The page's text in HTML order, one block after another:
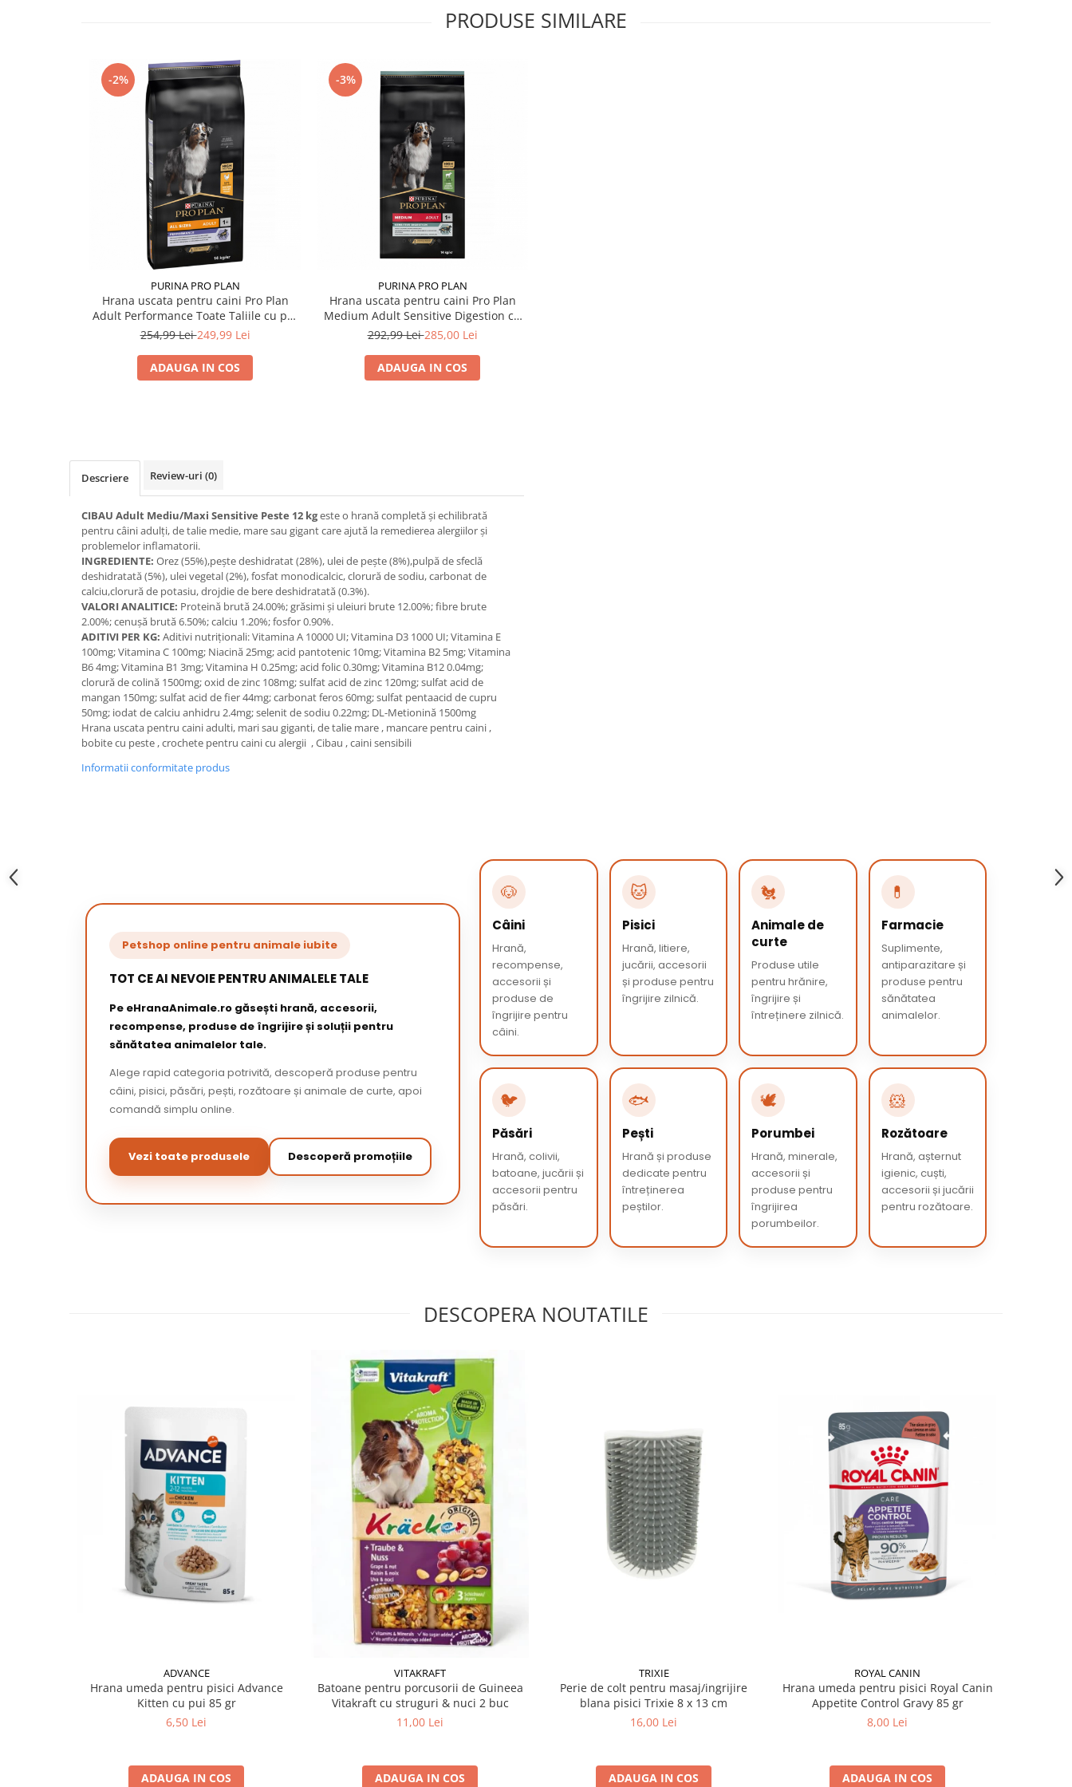
PRODUSE SIMILARE
-2%
PURINA PRO PLAN
Hrana uscata pentru caini Pro Plan
Adult Performance Toate Taliile cu pui
14 kg
254,99 Lei249,99 Lei
ADAUGA IN COS
-3%
PURINA PRO PLAN
Hrana uscata pentru caini Pro Plan
Medium Adult Sensitive Digestion cu
miel 14 kg
292,99 Lei285,00 Lei
ADAUGA IN COS
Descriere Review-uri (0)
CIBAU Adult Mediu/Maxi Sensitive Peste 12 kgeste o hrană completă și echilibrată
pentru câini adulți, de talie medie, mare sau gigant care ajută la remedierea alergiilor și
problemelor inflamatorii.
INGREDIENTE: Orez (55%),pește deshidratat (28%), ulei de pește (8%),pulpă de sfeclă
deshidratată (5%), ulei vegetal (2%), fosfat monodicalcic, clorură de sodiu, carbonat de
calciu,clorură de potasiu, drojdie de bere deshidratată (0.3%).
VALORI ANALITICE: Proteină brută 24.00%; grăsimi și uleiuri brute 12.00%; fibre brute
2.00%; cenușă brută 6.50%; calciu 1.20%; fosfor 0.90%.
ADITIVI PER KG: Aditivi nutriționali: Vitamina A 10000 UI; Vitamina D3 1000 UI; Vitamina E
100mg; Vitamina C 100mg; Niacină 25mg; acid pantotenic 10mg; Vitamina B2 5mg; Vitamina
B6 4mg; Vitamina B1 3mg; Vitamina H 0.25mg; acid folic 0.30mg; Vitamina B12 0.04mg;
clorură de colină 1500mg; oxid de zinc 108mg; sulfat acid de zinc 120mg; sulfat acid de
mangan 150mg; sulfat acid de fier 44mg; carbonat feros 60mg; sulfat pentaacid de cupru
50mg; iodat de calciu anhidru 2.4mg; selenit de sodiu 0.22mg; DL-Metionină 1500mg
Hrana uscata pentru caini adulti, mari sau giganti, de talie mare , mancare pentru caini ,
bobite cu peste , crochete pentru caini cu alergii , Cibau , caini sensibili
Informatii conformitate produs
Petshop online pentru animale iubite
TOT CE AI NEVOIE PENTRU ANIMALELE TALE
Pe eHranaAnimale.ro găsești hrană, accesorii,
recompense, produse de îngrijire și soluții pentru
sănătatea animalelor tale.
Alege rapid categoria potrivită, descoperă produse pentru
câini, pisici, păsări, pești, rozătoare și animale de curte, apoi
comandă simplu online.
Vezi toate produsele Descoperă promoțiile
🐶
Câini
Hrană,
recompense,
accesorii și
produse de
îngrijire pentru
câini.
🐱
Pisici
Hrană, litiere,
jucării, accesorii
și produse pentru
îngrijire zilnică.
🐔
Animale de
curte
Produse utile
pentru hrănire,
îngrijire și
întreținere zilnică.
💊
Farmacie
Suplimente,
antiparazitare și
produse pentru
sănătatea
animalelor.
🐦
Păsări
Hrană, colivii,
batoane, jucării și
accesorii pentru
păsări.
🐟
Pești
Hrană și produse
dedicate pentru
întreținerea
peștilor.
🕊️
Porumbei
Hrană, minerale,
accesorii și
produse pentru
îngrijirea
porumbeilor.
🐹
Rozătoare
Hrană, așternut
igienic, cuști,
accesorii și jucării
pentru rozătoare.
DESCOPERA NOUTATILE
ADVANCE
Hrana umeda pentru pisici Advance
Kitten cu pui 85 gr
6,50 Lei
ADAUGA IN COS
VITAKRAFT
Batoane pentru porcusorii de Guineea
Vitakraft cu struguri & nuci 2 buc
11,00 Lei
ADAUGA IN COS
TRIXIE
Perie de colt pentru masaj/ingrijire
blana pisici Trixie 8 x 13 cm
16,00 Lei
ADAUGA IN COS
ROYAL CANIN
Hrana umeda pentru pisici Royal Canin
Appetite Control Gravy 85 gr
8,00 Lei
ADAUGA IN COS